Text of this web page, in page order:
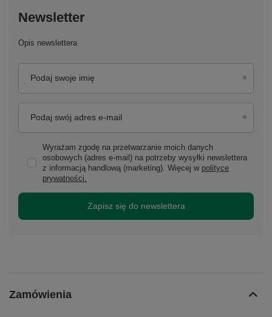
Newsletter
Opis newslettera
Podaj swoje imię
Podaj swój adres e-mail
Wyrażam zgodę na przetwarzanie moich danych
osobowych (adres e-mail) na potrzeby wysyłki newslettera
z informacją handlową (marketing). Więcej w polityce
prywatności.
Zapisz się do newslettera
Zamówienia